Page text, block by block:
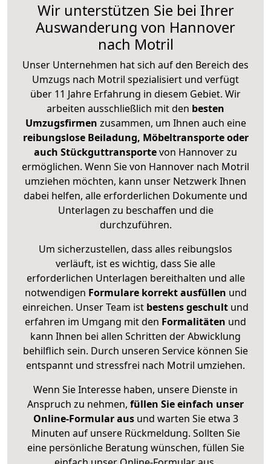
Wir unterstützen Sie bei Ihrer
Auswanderung von Hannover
nach Motril
Unser Unternehmen hat sich auf den Bereich des
Umzugs nach Motril spezialisiert und verfügt
über 11 Jahre Erfahrung in diesem Gebiet. Wir
arbeiten ausschließlich mit den besten
Umzugsfirmen zusammen, um Ihnen auch eine
reibungslose Beiladung, Möbeltransporte oder
auch Stückguttransportevon Hannover zu
ermöglichen. Wenn Sie von Hannover nach Motril
umziehen möchten, kann unser Netzwerk Ihnen
dabei helfen, alle erforderlichen Dokumente und
Unterlagen zu beschaffen und die
durchzuführen.
Um sicherzustellen, dass alles reibungslos
verläuft, ist es wichtig, dass Sie alle
erforderlichen Unterlagen bereithalten und alle
notwendigen Formulare korrekt ausfüllen und
einreichen. Unser Team ist bestens geschult und
erfahren im Umgang mit den Formalitäten und
kann Ihnen bei allen Schritten der Abwicklung
behilflich sein. Durch unseren Service können Sie
entspannt und stressfrei nach Motril umziehen.
Wenn Sie Interesse haben, unsere Dienste in
Anspruch zu nehmen, füllen Sie einfach unser
Online-Formular ausund warten Sie etwa 3
Minuten auf unsere Rückmeldung. Sollten Sie
eine persönliche Beratung wünschen, füllen Sie